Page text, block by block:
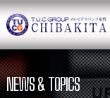
ニュース
目玉車両一覧
NEWS & TOPICS